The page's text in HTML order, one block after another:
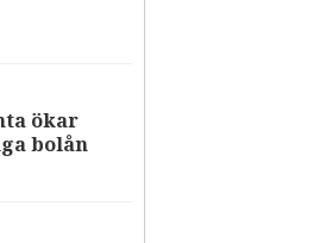
ökar
bolån